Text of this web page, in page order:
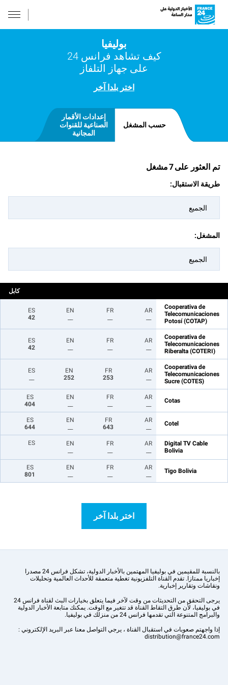
بوليفيا
كيف تشاهد فرانس 24
على جهاز التلفاز
اختر بلدا آخر
حسب المشغل
إعدادات الأقمار
الصناعية للقنوات
المجانية
مشغل7تم العثور على
طريقة الاستقبال:
الجميع
المشغل:
الجميع
كابل
Cooperativa de
Telecomunicaciones
Potosí (COTAP)
AR
FR
EN
ES
42
Cooperativa de
Telecomunicaciones
Riberalta (COTERI)
AR
FR
EN
ES
42
Cooperativa de
Telecomunicaciones
Sucre (COTES)
AR
FR
253
EN
252
ES
Cotas
AR
FR
EN
ES
404
Cotel
AR
FR
643
EN
ES
644
Digital TV Cable
Bolivia
AR
FR
EN
ES
Tigo Bolivia
AR
FR
EN
ES
801
اختر بلدا آخر
بالنسبة للمقيمين في بوليفيا المهتمين بالأخبار الدولية، تشكل فرانس 24 مصدرا
إخباريا ممتازا. تقدم القناة التلفزيونية تغطية متعمقة للأحداث العالمية وتحليلات
ونقاشات وتقارير إخبارية.
يرجى التحقق من التحديثات من وقت لآخر فيما يتعلق بخيارات البث لقناة فرانس 24
في بوليفيا، لأن طرق التقاط القناة قد تتغير مع الوقت. يمكنك متابعة الأخبار الدولية
والبرامج المتنوعة التي تقدمها فرانس 24 من منزلك في بوليفيا.
إذا واجهتم صعوبات في استقبال القناة ، يرجي التواصل معنا عبر البريد الإلكتروني :
distribution@france24.com